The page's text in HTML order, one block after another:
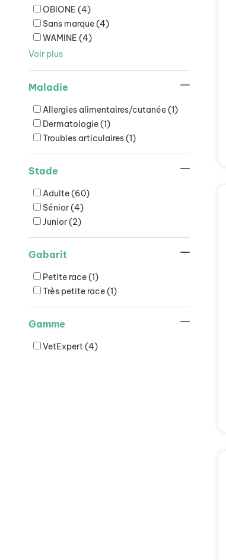
OBIONE (4)
Sans marque(4)
WAMINE (4)
Voir plus
Maladie
Allergies alimentaires/cutanée(1)
Dermatologie(1)
Troubles articulaires(1)
Stade
Adulte(60)
Sénior(4)
Junior(2)
Gabarit
Petite race(1)
Très petite race(1)
Gamme
VetExpert(4)